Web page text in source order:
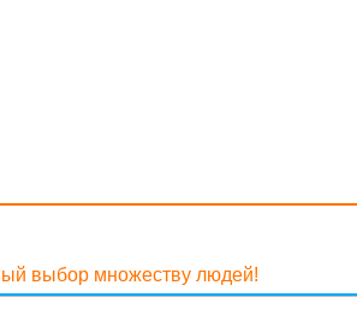
выбор множеству людей!